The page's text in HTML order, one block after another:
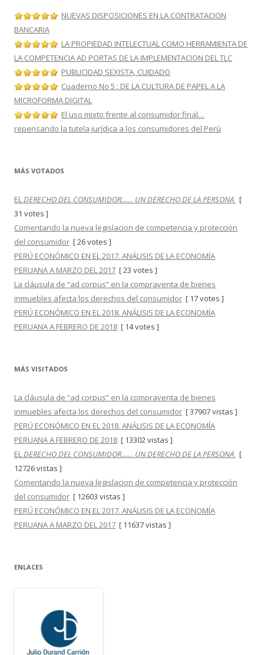
s
NUEVAS DISPOSICIONES EN LA CONTRATACION
BANCARIA
LA PROPIEDAD INTELECTUAL COMO HERRAMIENTA DE
LA COMPETENCIA AD PORTAS DE LA IMPLEMENTACION DEL TLC
PUBLICIDAD SEXISTA, CUIDADO
Cuaderno No 5 : DE LA CULTURA DE PAPEL A LA
MICROFORMA DIGITAL
El uso mixto frente al consumidor final…
repensando la tutela jurídica a los consumidores del Perù
MÁS VOTADOS
ELDERECHO DEL CONSUMIDOR…… UN DERECHO DE LA PERSONA [
31 votes ]
Comentando la nueva legislacion de competencia y protección
del consumidor [ 26 votes ]
PERÚ ECONÓMICO EN EL 2017. ANÁLISIS DE LA ECONOMÍA
PERUANA A MARZO DEL 2017 [ 23 votes ]
La cláusula de “ad corpus” en la compraventa de bienes
inmuebles afecta los derechos del consumidor [ 17 votes ]
PERÚ ECONÓMICO EN EL 2018. ANÁLISIS DE LA ECONOMÍA
PERUANA A FEBRERO DE 2018 [ 14 votes ]
MÁS VISITADOS
La cláusula de “ad corpus” en la compraventa de bienes
inmuebles afecta los derechos del consumidor [ 37907 vistas ]
PERÚ ECONÓMICO EN EL 2018. ANÁLISIS DE LA ECONOMÍA
PERUANA A FEBRERO DE 2018 [ 13302 vistas ]
ELDERECHO DEL CONSUMIDOR…… UN DERECHO DE LA PERSONA [
12726 vistas ]
Comentando la nueva legislacion de competencia y protección
del consumidor [ 12603 vistas ]
PERÚ ECONÓMICO EN EL 2017. ANÁLISIS DE LA ECONOMÍA
PERUANA A MARZO DEL 2017 [ 11637 vistas ]
ENLACES